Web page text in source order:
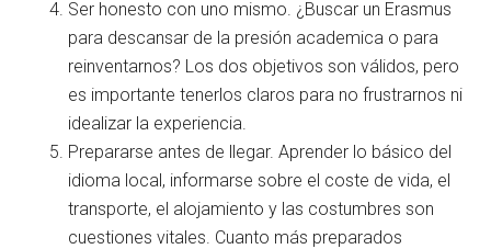
Ser honesto con uno mismo. ¿Buscar un Erasmus
para descansar de la presión academica o para
reinventarnos? Los dos objetivos son válidos, pero
es importante tenerlos claros para no frustrarnos ni
idealizar la experiencia.
Prepararse antes de llegar. Aprender lo básico del
idioma local, informarse sobre el coste de vida, el
transporte, el alojamiento y las costumbres son
cuestiones vitales. Cuanto más preparados